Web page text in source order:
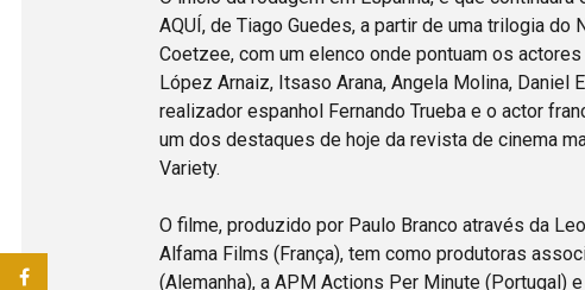
AQUÍ, de Tiago Guedes, a partir de uma trilogia do
Coetzee, com um elenco onde pontuam os
López Arnaiz, Itsaso Arana, Angela Molina, Daniel
realizador espanhol Fernando Trueba e o actor
um dos destaques de hoje da revista de cinema
Variety.
O filme, produzido por Paulo Branco através da
Alfama Films (França), tem como produtoras
(Alemanha), a APM Actions Per Minute (Portugal)